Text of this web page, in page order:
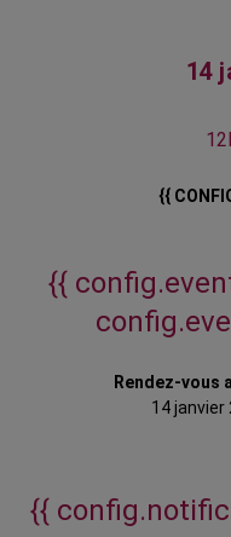
14
{{
{{
Rendez-vous
14 janvier
{{